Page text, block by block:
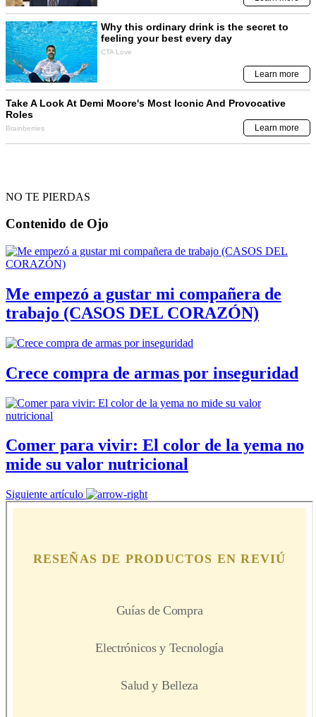
NO TE PIERDAS
Contenido de Ojo
Me empezó a gustar mi compañera de
trabajo (CASOS DEL CORAZÓN)
Crece compra de armas por inseguridad
Comer para vivir: El color de la yema no
mide su valor nutricional
Siguiente artículo